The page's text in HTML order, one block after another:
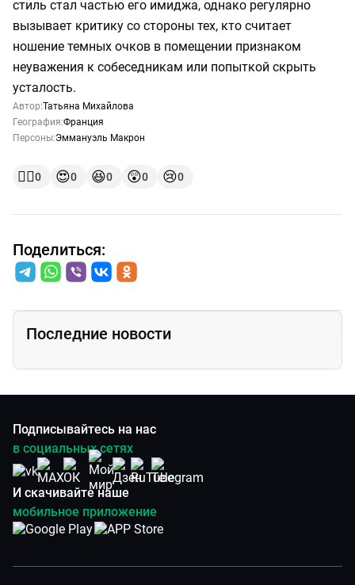
стиль стал частью его имиджа, однако регулярно
вызывает критику со стороны тех, кто считает
ношение темных очков в помещении признаком
неуважения к собеседникам или попыткой скрыть
усталость.
Автор:Татьяна Михайлова
География:Франция
Персоны:Эммануэль Макрон
👍🏻0 😍0 😆0 😲0 😢0
Поделиться:
Последние новости
Подписывайтесь на нас
в социальных сетях
И скачивайте наше
мобильное приложение